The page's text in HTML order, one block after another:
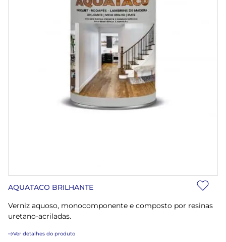
AQUATACO BRILHANTE
Verniz aquoso, monocomponente e composto por resinas
uretano-acriladas.
Ver detalhes do produto